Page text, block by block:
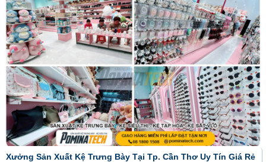
Xưởng Sản Xuất Kệ Trưng Bày Tại Tp. Cần Thơ Uy Tín Giá Rẻ